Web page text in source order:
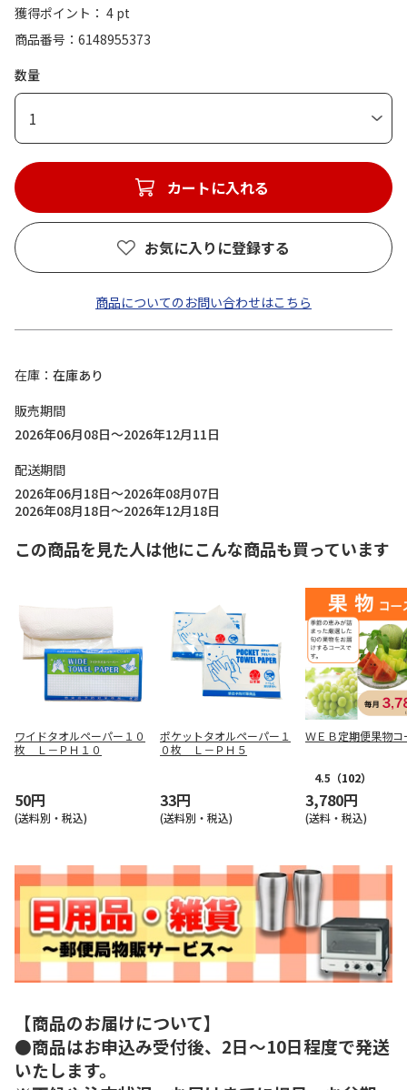
獲得ポイント： 4 pt
商品番号
6148955373
数量
1
カートに入れる
お気に入りに登録する
商品についてのお問い合わせはこちら
在庫
在庫あり
販売期間
2026年06月08日～2026年12月11日
配送期間
2026年06月18日～2026年08月07日
2026年08月18日～2026年12月18日
この商品を見た人は他にこんな商品も買っています
ワイドタオルペーパー１０
枚 Ｌ－ＰＨ１０
50円
(送料別・税込)
ポケットタオルペーパー１
０枚 Ｌ－ＰＨ５
33円
(送料別・税込)
ＷＥＢ定期便果物コ
4.5 （102）
3,780円
(送料・税込)
【商品のお届けについて】
●商品はお申込み受付後、2日～10日程度で発送
いたします。